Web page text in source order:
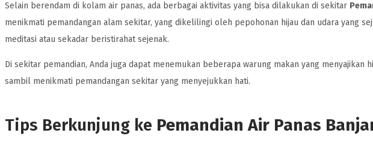
Selain berendam di kolam air panas, ada berbagai aktivitas yang bisa dilakukan di sekitar
menikmati pemandangan alam sekitar, yang dikelilingi oleh pepohonan hijau dan udara yang
meditasi atau sekadar beristirahat sejenak.
Di sekitar pemandian, Anda juga dapat menemukan beberapa warung makan yang menyajikan
sambil menikmati pemandangan sekitar yang menyejukkan hati.
Tips Berkunjung ke Pemandian Air Panas